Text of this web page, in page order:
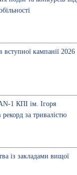
вступної кампанії 2026
1 КПІ ім. Ігоря
рекорд за тривалістю
із закладами вищої